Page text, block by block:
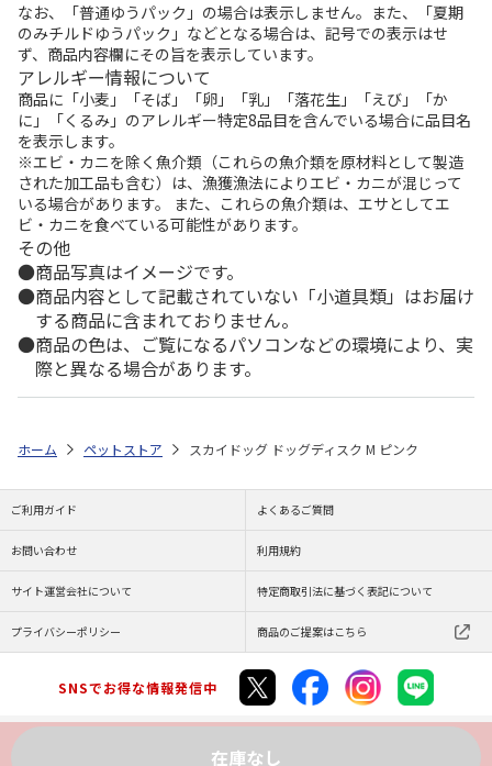
なお、「普通ゆうパック」の場合は表示しません。また、「夏期
のみチルドゆうパック」などとなる場合は、記号での表示はせ
ず、商品内容欄にその旨を表示しています。
アレルギー情報について
商品に「小麦」「そば」「卵」「乳」「落花生」「えび」「か
に」「くるみ」のアレルギー特定8品目を含んでいる場合に品目名
を表示します。
※エビ・カニを除く魚介類（これらの魚介類を原材料として製造
された加工品も含む）は、漁獲漁法によりエビ・カニが混じって
いる場合があります。 また、これらの魚介類は、エサとしてエ
ビ・カニを食べている可能性があります。
その他
商品写真はイメージです。
商品内容として記載されていない「小道具類」はお届け
する商品に含まれておりません。
商品の色は、ご覧になるパソコンなどの環境により、実
際と異なる場合があります。
在庫なし
ホーム ペットストア スカイドッグ ドッグディスク M ピンク
ご利用ガイド よくあるご質問
お問い合わせ 利用規約
サイト運営会社について 特定商取引法に基づく表記について
プライバシーポリシー 商品のご提案はこちら
SNSでお得な情報発信中